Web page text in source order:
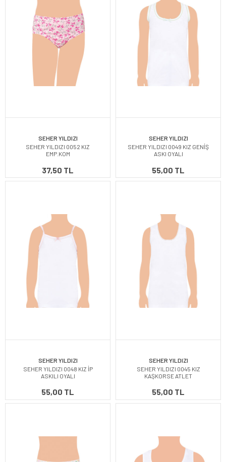
SEHER YILDIZI
SEHER YILDIZI 0052 KIZ
EMP.KOM
37,50 TL
SEHER YILDIZI
SEHER YILDIZI 0049 KIZ GENİŞ
ASKI OYALI
55,00 TL
SEHER YILDIZI
SEHER YILDIZI 0048 KIZ İP
ASKILI OYALI
55,00 TL
SEHER YILDIZI
SEHER YILDIZI 0045 KIZ
KAŞKORSE ATLET
55,00 TL